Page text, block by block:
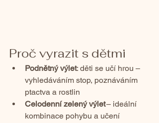
Proč vyrazit s dětmi
Podnětný výlet: děti se učí hrou –
vyhledáváním stop, poznáváním
ptactva a rostlin
Celodenní zelený výlet – ideální
kombinace pohybu a učení